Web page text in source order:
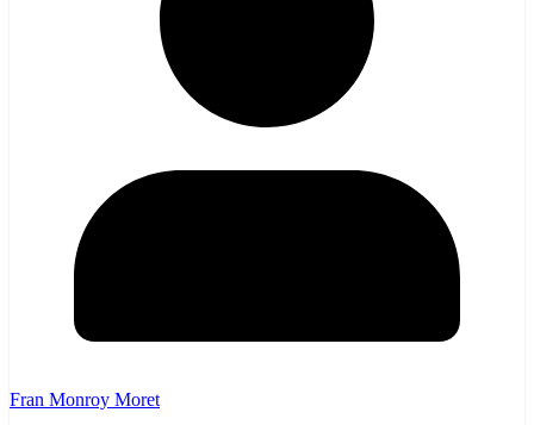
Fran Monroy Moret